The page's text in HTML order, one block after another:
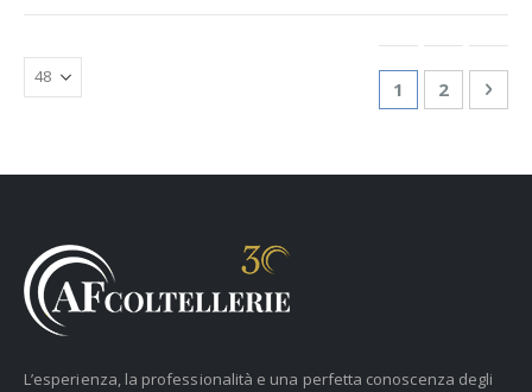
Attualmente
1 Pagina
2
L’esperienza, la professionalità e una perfetta conoscenza degli